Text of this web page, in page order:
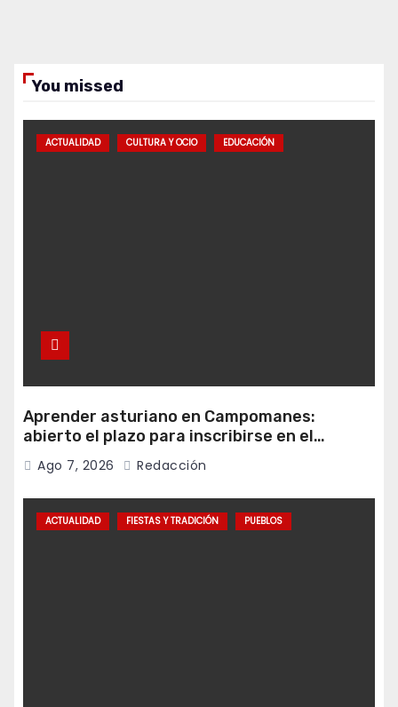
You missed
ACTUALIDAD CULTURA Y OCIO EDUCACIÓN
Aprender asturiano en Campomanes:
abierto el plazo para inscribirse en el
programa Falamos
Ago 7, 2026 Redacción
ACTUALIDAD FIESTAS Y TRADICIÓN PUEBLOS